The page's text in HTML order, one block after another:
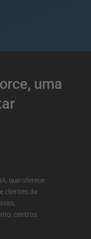
uma
que oferece
clientes da
centros